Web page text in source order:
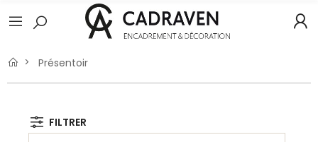
Présentoir
FILTRER